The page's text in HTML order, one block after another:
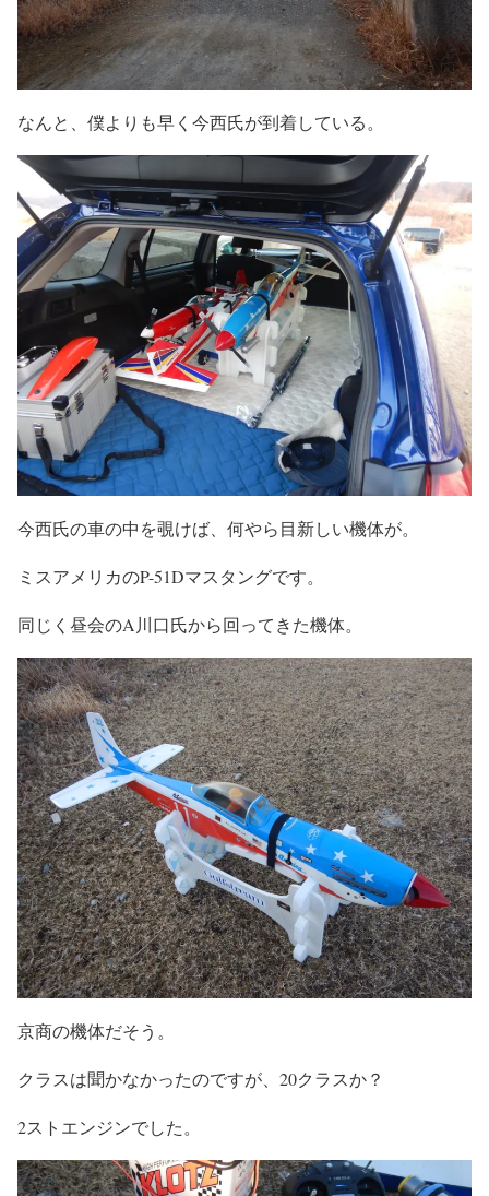
なんと、僕よりも早く今西氏が到着している。
今西氏の車の中を覗けば、何やら目新しい機体が。
ミスアメリカのP-51Dマスタングです。
同じく昼会のA川口氏から回ってきた機体。
京商の機体だそう。
クラスは聞かなかったのですが、20クラスか？
2ストエンジンでした。